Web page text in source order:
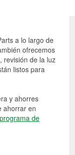
a lo largo de
ofrecemos
revisión de la luz
listos para
y ahorres
ahorrar en
de